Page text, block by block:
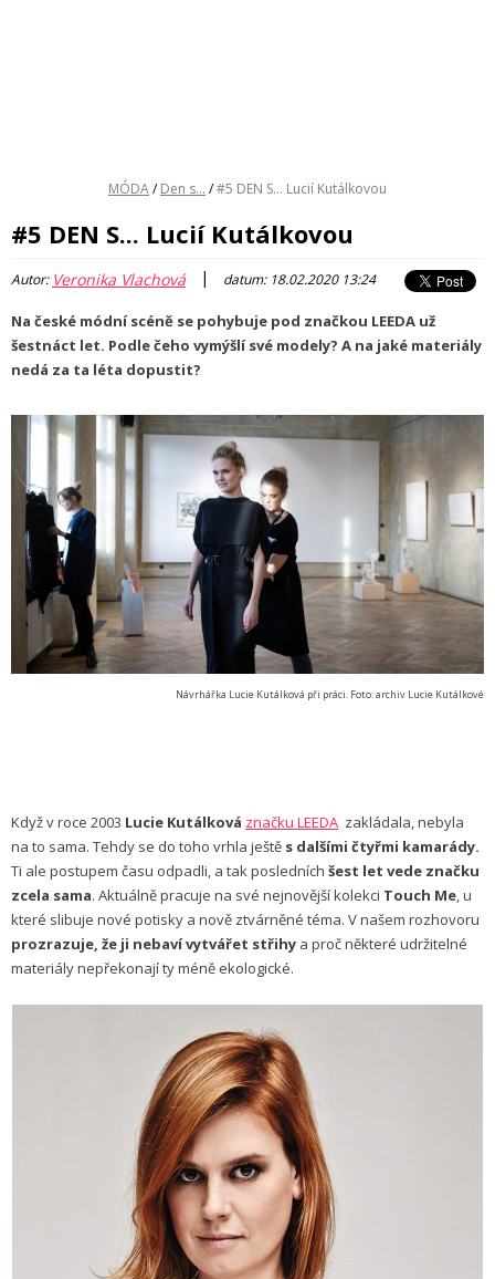
MÓDA/ Den s... /#5 DEN S... Lucií Kutálkovou
#5 DEN S... Lucií Kutálkovou
Autor: Veronika Vlachová | datum: 18.02.2020 13:24
Na české módní scéně se pohybuje pod značkou LEEDA už
šestnáct let. Podle čeho vymýšlí své modely? A na jaké materiály
nedá za ta léta dopustit?
Návrhářka Lucie Kutálková při práci. Foto: archiv Lucie Kutálkové
Když v roce 2003 Lucie Kutálková značku LEEDA zakládala, nebyla
na to sama. Tehdy se do toho vrhla ještě s dalšími čtyřmi kamarády.
Ti ale postupem času odpadli, a tak posledních šest let vede značku
zcela sama. Aktuálně pracuje na své nejnovější kolekci Touch Me, u
které slibuje nové potisky a nově ztvárněné téma. V našem rozhovoru
prozrazuje, že ji nebaví vytvářet střihy a proč některé udržitelné
materiály nepřekonají ty méně ekologické.